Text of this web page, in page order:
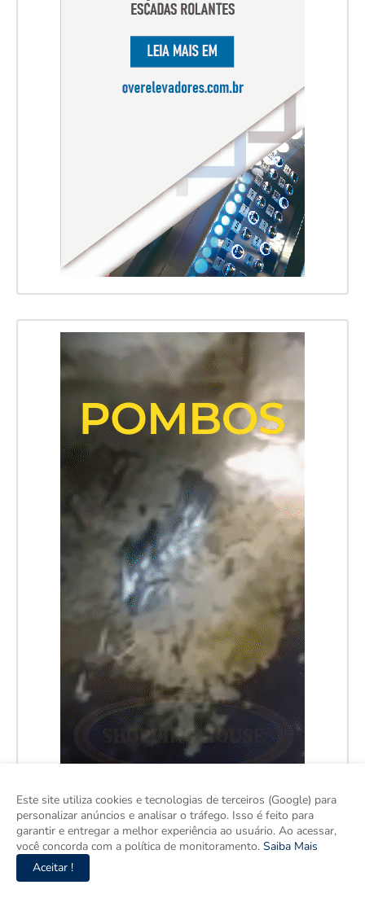
Este site utiliza cookies e tecnologias de terceiros (Google) para
personalizar anúncios e analisar o tráfego. Isso é feito para
garantir e entregar a melhor experiência ao usuário. Ao acessar,
você concorda com a política de monitoramento. Saiba Mais
Aceitar !